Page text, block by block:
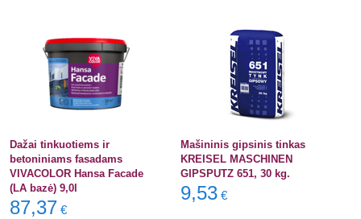
Dažai tinkuotiems ir
betoniniams fasadams
VIVACOLOR Hansa Facade
(LA bazė) 9,0l
87,37 €
Mašininis gipsinis tinkas
KREISEL MASCHINEN
GIPSPUTZ 651, 30 kg.
9,53 €